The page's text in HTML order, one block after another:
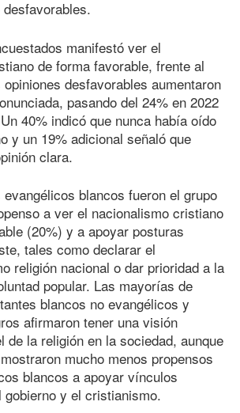
manifestó ver el
de forma favorable, frente al
desfavorables aumentaron
pasando del 24% en 2022
40% indicó que nunca había oído
y un 19% adicional señaló que
clara.
blancos fueron el grupo
a ver el nacionalismo cristiano
(20%) y a apoyar posturas
tales como declarar el
religión nacional o dar prioridad a la
popular. Las mayorías de
blancos no evangélicos y
afirmaron tener una visión
de la religión en la sociedad, aunque
mucho menos propensos
blancos a apoyar vínculos
y el cristianismo.